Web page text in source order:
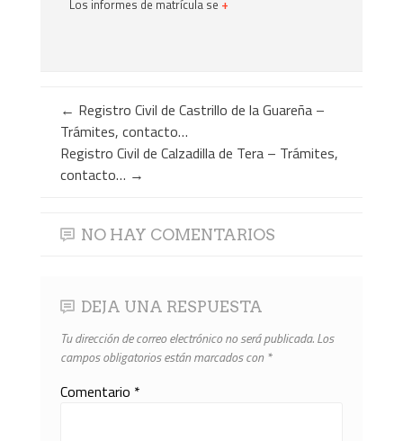
Los informes de matrícula se +
← Registro Civil de Castrillo de la Guareña –
Trámites, contacto…
Registro Civil de Calzadilla de Tera – Trámites,
contacto… →
NO HAY COMENTARIOS
DEJA UNA RESPUESTA
Tu dirección de correo electrónico no será publicada.Los
campos obligatorios están marcados con *
Comentario *